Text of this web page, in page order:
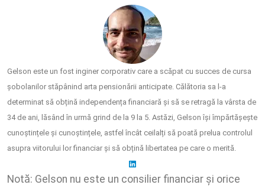
Gelson este un fost inginer corporativ care a scăpat cu succes de cursa
șobolanilor stăpânind arta pensionării anticipate. Călătoria sa l-a
determinat să obțină independența financiară și să se retragă la vârsta de
34 de ani, lăsând în urmă grind de la 9 la 5. Astăzi, Gelson își împărtășește
cunoștințele și cunoștințele, astfel încât ceilalți să poată prelua controlul
asupra viitorului lor financiar și să obțină libertatea pe care o merită.
Notă: Gelson nu este un consilier financiar și orice